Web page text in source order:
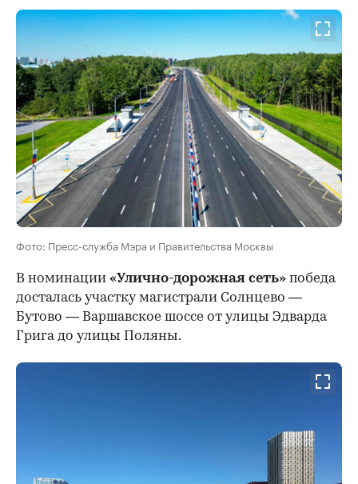
Фото: Пресс-служба Мэра и Правительства Москвы
В номинации «Улично-дорожная сеть» победа
досталась участку магистрали Солнцево —
Бутово — Варшавское шоссе от улицы Эдварда
Грига до улицы Поляны.